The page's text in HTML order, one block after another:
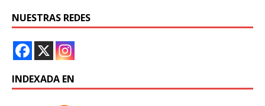
NUESTRAS REDES
INDEXADA EN